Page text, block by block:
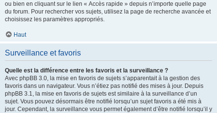
ou bien en cliquant sur le lien « Accès rapide » depuis n’importe quelle page
du forum. Pour rechercher vos sujets, utilisez la page de recherche avancée et
choisissez les paramètres appropriés.
Haut
Surveillance et favoris
Quelle est la différence entre les favoris et la surveillance ?
Avec phpBB 3.0, la mise en favoris de sujets s’apparentait à la gestion des
favoris dans un navigateur. Vous n’étiez pas notifié des mises à jour. Depuis
phpBB 3.1, la mise en favoris de sujets est similaire à la surveillance d’un
sujet. Vous pouvez désormais être notifié lorsqu’un sujet favoris a été mis à
jour. Cependant, la surveillance vous permet également d’être notifié lorsqu’il y